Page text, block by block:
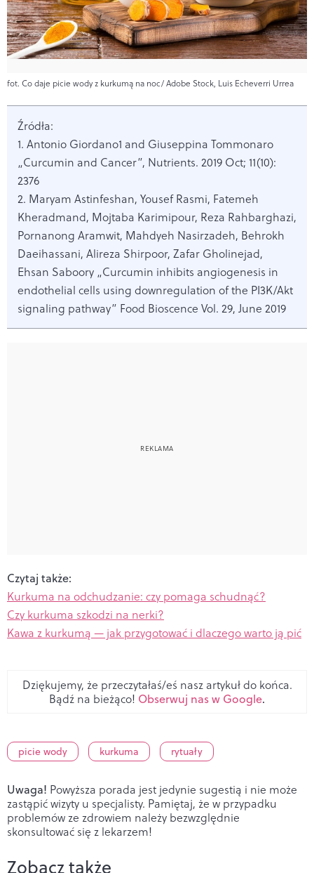
fot. Co daje picie wody z kurkumą na noc/ Adobe Stock, Luis Echeverri Urrea
Źródła:
1. Antonio Giordano1 and Giuseppina Tommonaro
„Curcumin and Cancer”, Nutrients. 2019 Oct; 11(10):
2376
2. Maryam Astinfeshan, Yousef Rasmi, Fatemeh
Kheradmand, Mojtaba Karimipour, Reza Rahbarghazi,
Pornanong Aramwit, Mahdyeh Nasirzadeh, Behrokh
Daeihassani, Alireza Shirpoor, Zafar Gholinejad,
Ehsan Saboory „Curcumin inhibits angiogenesis in
endothelial cells using downregulation of the PI3K/Akt
signaling pathway” Food Bioscence Vol. 29, June 2019
Czytaj także:
Kurkuma na odchudzanie: czy pomaga schudnąć?
Czy kurkuma szkodzi na nerki?
Kawa z kurkumą — jak przygotować i dlaczego warto ją pić
Dziękujemy, że przeczytałaś/eś nasz artykuł do końca.
Bądź na bieżąco! Obserwuj nas w Google.
picie wody kurkuma rytuały
Uwaga! Powyższa porada jest jedynie sugestią i nie może
zastąpić wizyty u specjalisty. Pamiętaj, że w przypadku
problemów ze zdrowiem należy bezwzględnie
skonsultować się z lekarzem!
Zobacz także